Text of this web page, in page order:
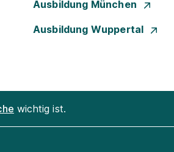
Ausbildung München
Ausbildung Wuppertal
wichtig ist.